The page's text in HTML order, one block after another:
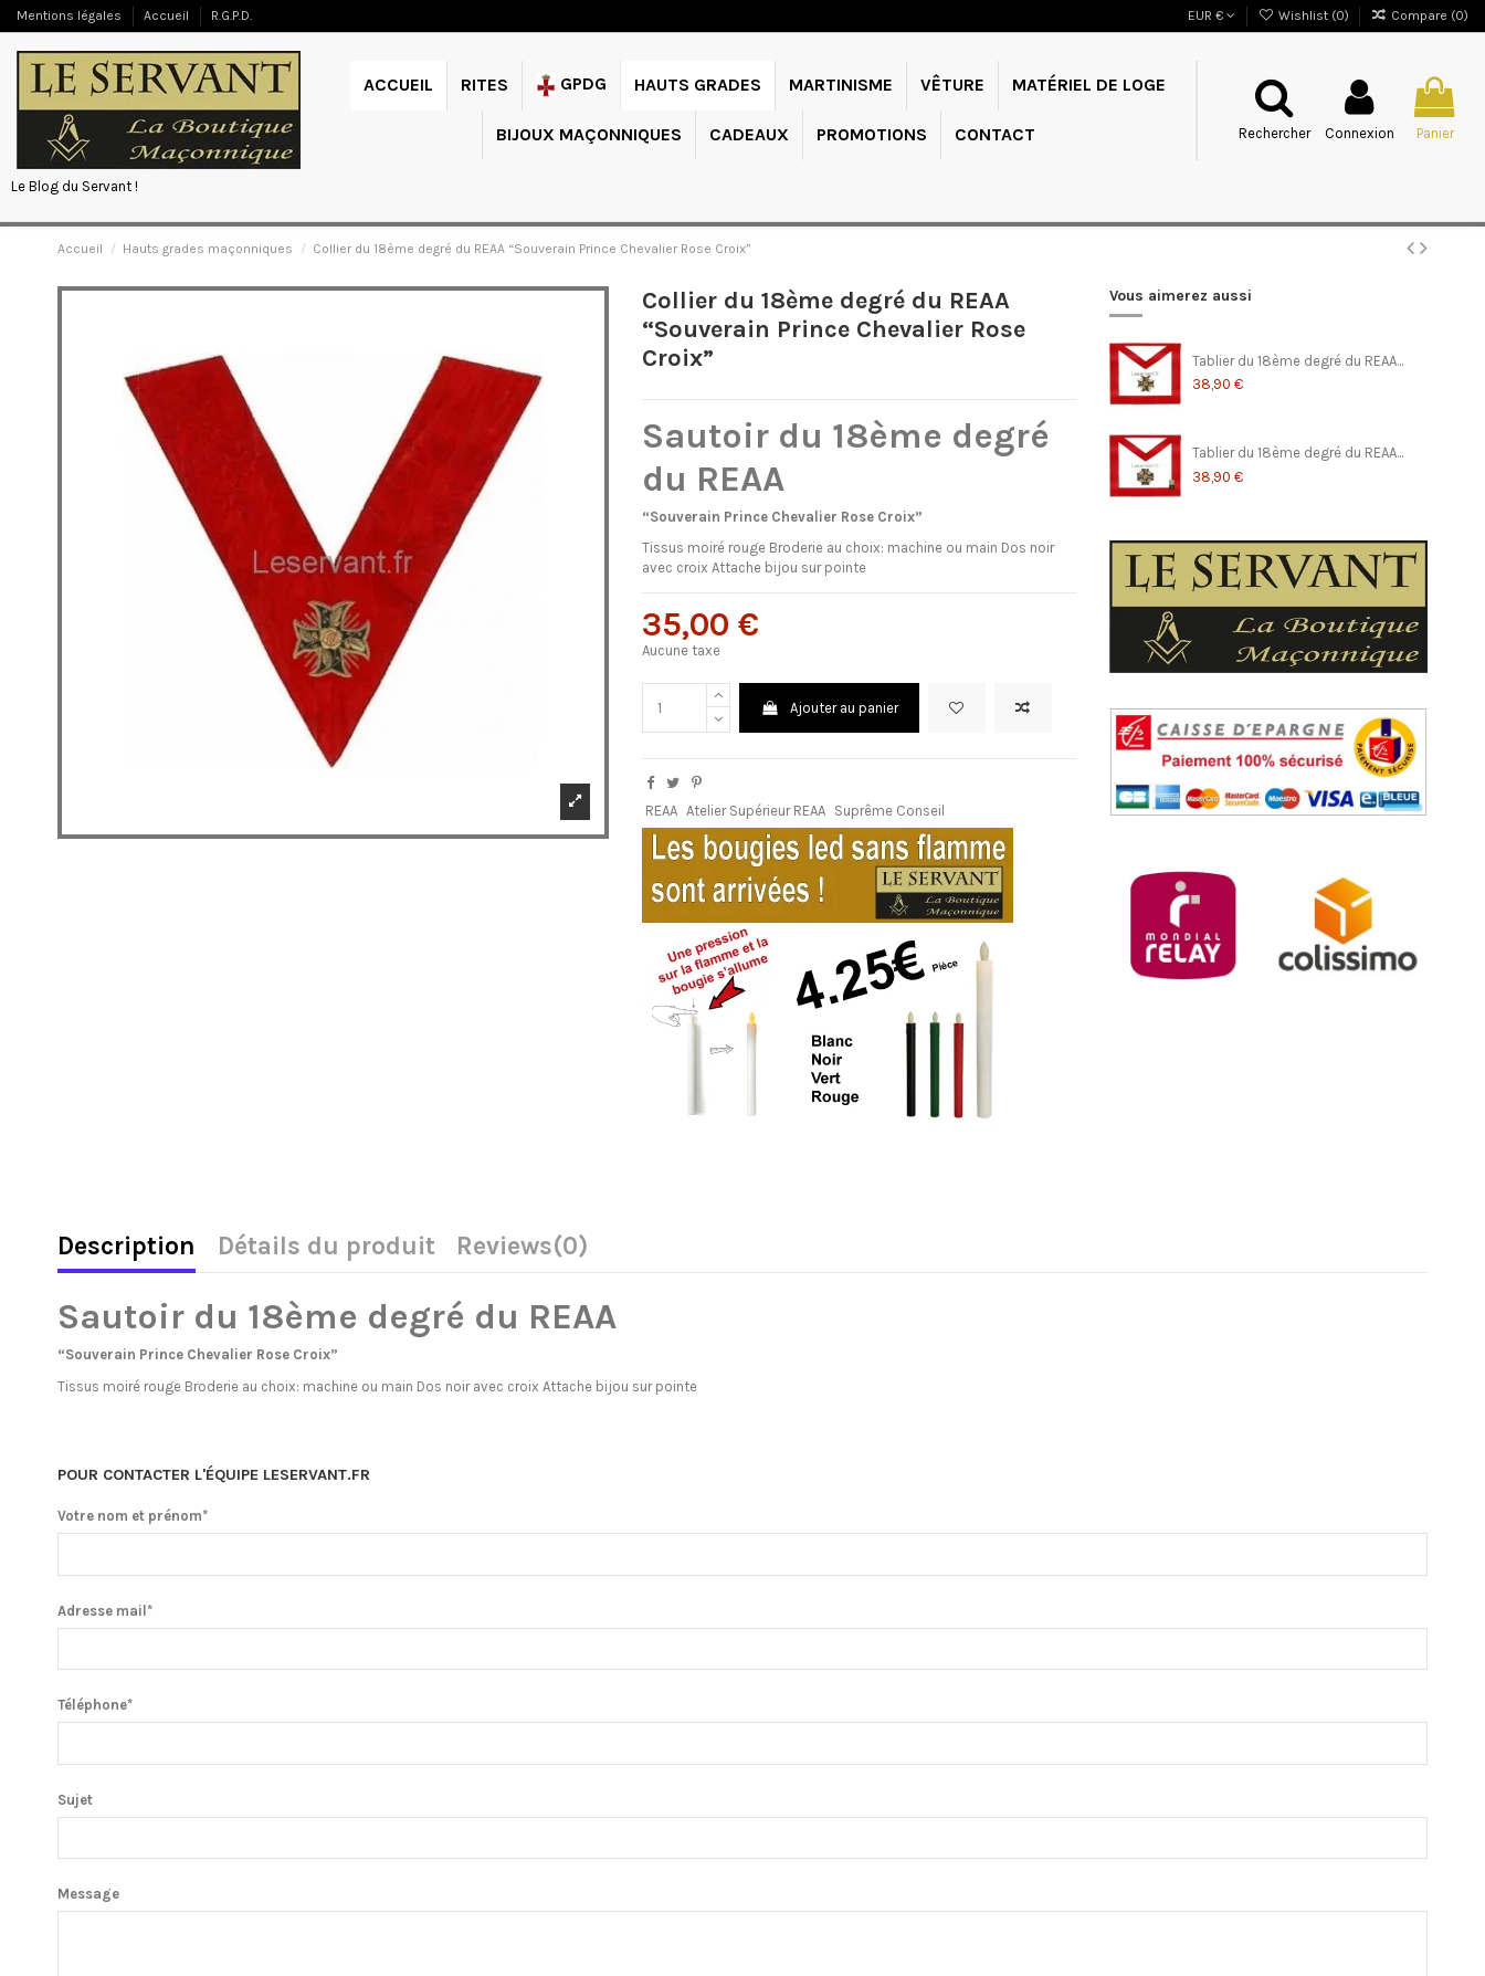
Mentions légales Accueil R.G.P.D. EUR € Wishlist (0) Compare (0)
ACCUEIL RITES GPDG HAUTS GRADES MARTINISME VÊTURE MATÉRIEL DE LOGE
BIJOUX MAÇONNIQUES CADEAUX PROMOTIONS CONTACT Rechercher Connexion Panier
Le Blog du Servant !
Accueil Hauts grades maçonniques Collier du 18ème degré du REAA “Souverain Prince Chevalier Rose Croix”
Collier du 18ème degré du REAA
“Souverain Prince Chevalier Rose
Croix”
Sautoir du 18ème degré
du REAA
“Souverain Prince Chevalier Rose Croix”
Tissus moiré rouge Broderie au choix: machine ou main Dos noir
avec croix Attache bijou sur pointe
35,00 €
Aucune taxe
Ajouter au panier
REAA Atelier Supérieur REAA Suprême Conseil
Vous aimerez aussi
Tablier du 18ème degré du REAA...
38,90 €
Tablier du 18ème degré du REAA...
38,90 €
Description Détails du produit Reviews(0)
Sautoir du 18ème degré du REAA
“Souverain Prince Chevalier Rose Croix”
Tissus moiré rouge Broderie au choix: machine ou main Dos noir avec croix Attache bijou sur pointe
POUR CONTACTER L'ÉQUIPE LESERVANT.FR
Votre nom et prénom*
Adresse mail*
Téléphone*
Sujet
Message